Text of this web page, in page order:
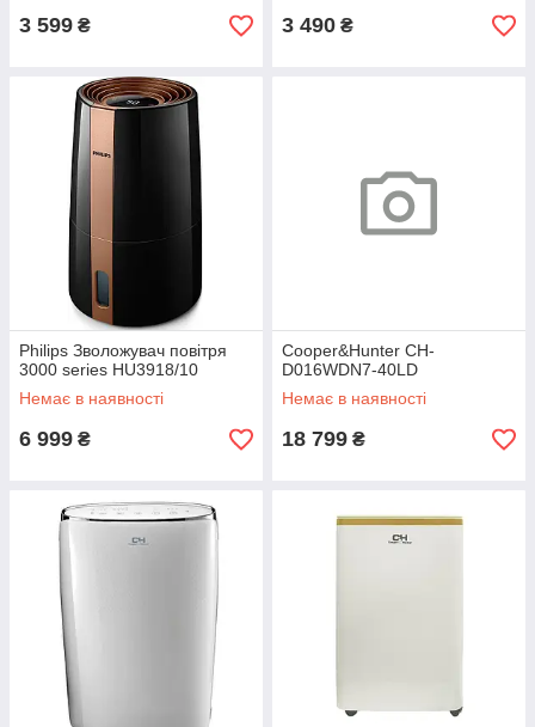
3 599 ₴ 3 490 ₴
Philips Зволожувач повітря
3000 series HU3918/10
Немає в наявності
6 999 ₴
Cooper&Hunter CH-
D016WDN7-40LD
Немає в наявності
18 799 ₴